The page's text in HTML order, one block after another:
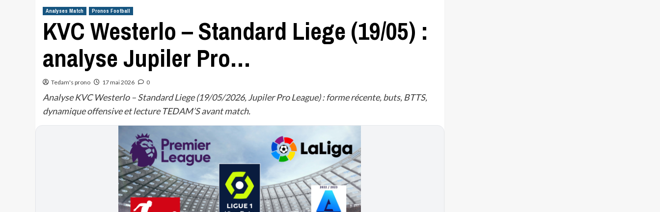
Analyses Match Pronos Football
KVC Westerlo – Standard Liege (19/05) :
analyse Jupiler Pro…
Tedam's prono 17 mai 2026 0
Analyse KVC Westerlo – Standard Liege (19/05/2026, Jupiler Pro League) : forme récente, buts, BTTS,
dynamique offensive et lecture TEDAM’S avant match.